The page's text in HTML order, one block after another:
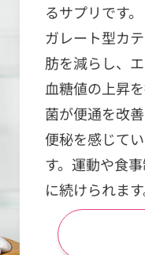
るサプリです。
ガレート型カ
肪を減らし、
血糖値の上昇
菌が便通を改善
便秘を感じて
す。運動や食
に続けられます